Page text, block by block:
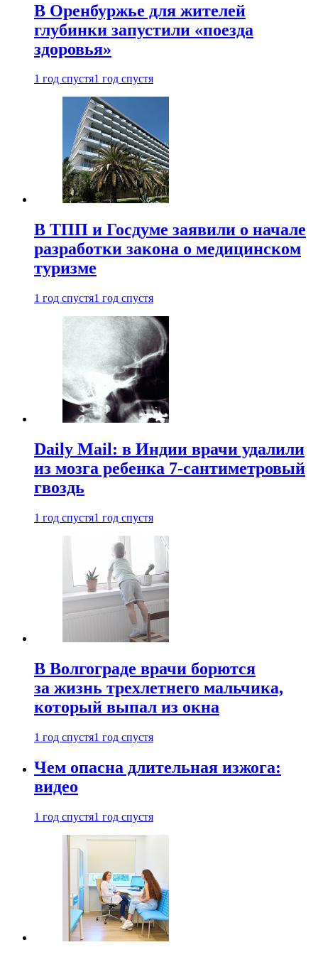
В Оренбуржье для жителей
глубинки запустили «поезда
здоровья»
1 год спустя1 год спустя
В ТПП и Госдуме заявили о начале
разработки закона о медицинском
туризме
1 год спустя1 год спустя
Daily Mail: в Индии врачи удалили
из мозга ребенка 7-сантиметровый
гвоздь
1 год спустя1 год спустя
В Волгограде врачи борются
за жизнь трехлетнего мальчика,
который выпал из окна
1 год спустя1 год спустя
Чем опасна длительная изжога:
видео
1 год спустя1 год спустя